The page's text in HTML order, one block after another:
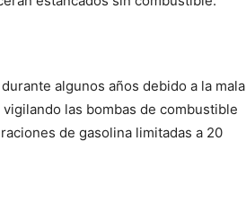
algunos años debido a la mala
vigilando las bombas de combustible
de gasolina limitadas a 20